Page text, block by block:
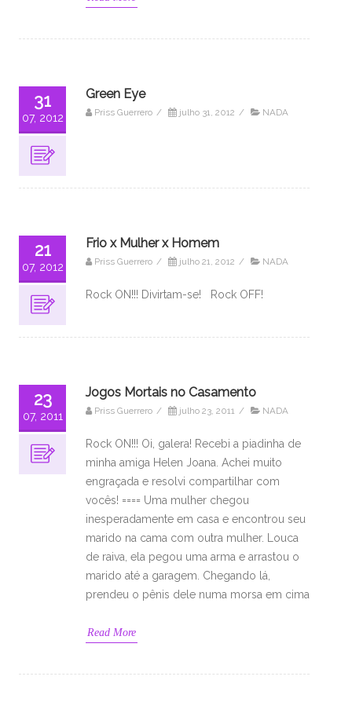
31
07, 2012
Green Eye
Priss Guerrero / julho 31, 2012 / NADA
21
07, 2012
Frio x Mulher x Homem
Priss Guerrero / julho 21, 2012 / NADA
Rock ON!!! Divirtam-se! Rock OFF!
23
07, 2011
Jogos Mortais no Casamento
Priss Guerrero / julho 23, 2011 / NADA
Rock ON!!! Oi, galera! Recebi a piadinha de
minha amiga Helen Joana. Achei muito
engraçada e resolvi compartilhar com
vocês! ==== Uma mulher chegou
inesperadamente em casa e encontrou seu
marido na cama com outra mulher. Louca
de raiva, ela pegou uma arma e arrastou o
marido até a garagem. Chegando lá,
prendeu o pênis dele numa morsa em cima
Read More